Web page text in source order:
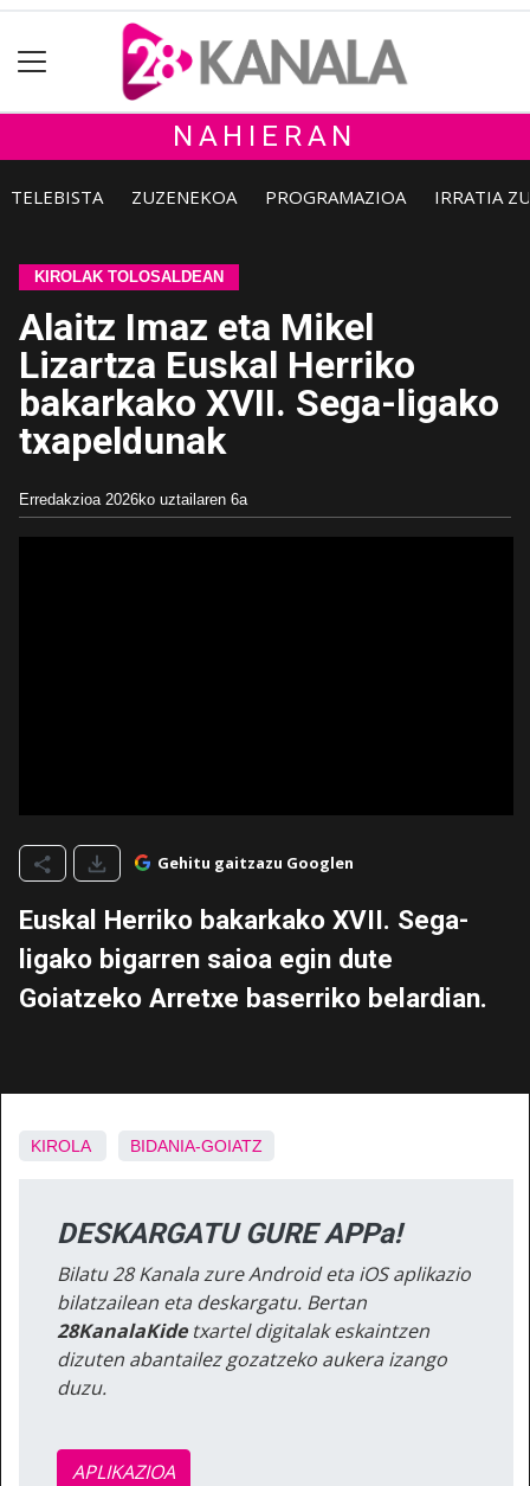
NAHIERAN
TELEBISTA ZUZENEKOA PROGRAMAZIOA IRRATIA
KIROLAK TOLOSALDEAN
Alaitz Imaz eta Mikel
Lizartza Euskal Herriko
bakarkako XVII. Sega-ligako
txapeldunak
Erredakzioa 2026ko uztailaren 6a
Gehitu gaitzazu Googlen
Euskal Herriko bakarkako XVII. Sega-
ligako bigarren saioa egin dute
Goiatzeko Arretxe baserriko belardian.
KIROLA BIDANIA-GOIATZ
DESKARGATU GURE APPa!
Bilatu 28 Kanala zure Android eta iOS aplikazio
bilatzailean eta deskargatu. Bertan
28KanalaKidetxartel digitalak eskaintzen
dizuten abantailez gozatzeko aukera izango
duzu.
APLIKAZIOA